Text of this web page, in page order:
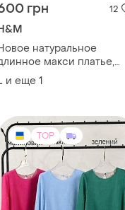
грн 12
натуральное
макси платье,
на запах от
h&amp;m.
и еще 1
TOP